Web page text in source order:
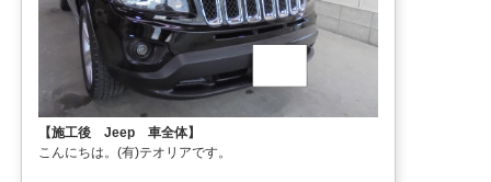
【施工後 Jeep 車全体】
こんにちは。(有)テオリアです。